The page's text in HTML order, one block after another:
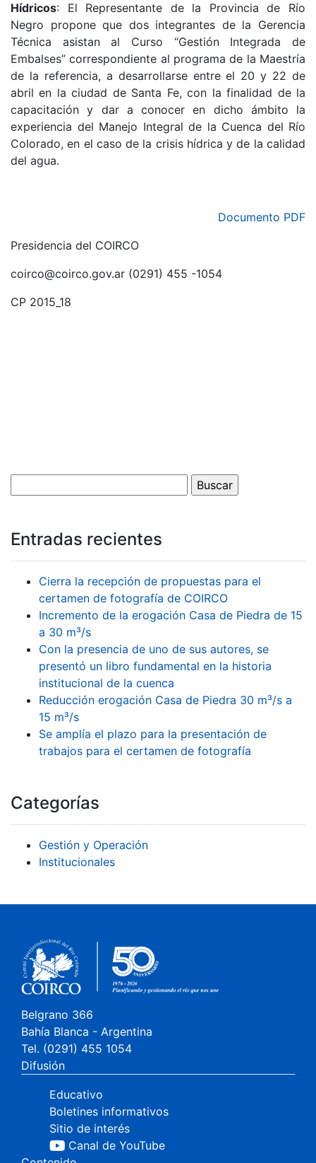
Hídricos: El Representante de la Provincia de Río
Negro propone que dos integrantes de la Gerencia
Técnica asistan al Curso “Gestión Integrada de
Embalses” correspondiente al programa de la Maestría
de la referencia, a desarrollarse entre el 20 y 22 de
abril en la ciudad de Santa Fe, con la finalidad de la
capacitación y dar a conocer en dicho ámbito la
experiencia del Manejo Integral de la Cuenca del Río
Colorado, en el caso de la crisis hídrica y de la calidad
del agua.
Documento PDF
Presidencia del COIRCO
coirco@coirco.gov.ar (0291) 455 -1054
CP 2015_18
Entradas recientes
Cierra la recepción de propuestas para el
certamen de fotografía de COIRCO
Incremento de la erogación Casa de Piedra de 15
a 30 m³/s
Con la presencia de uno de sus autores, se
presentó un libro fundamental en la historia
institucional de la cuenca
Reducción erogación Casa de Piedra 30 m³/s a
15 m³/s
Se amplía el plazo para la presentación de
trabajos para el certamen de fotografía
Categorías
Gestión y Operación
Institucionales
Belgrano 366
Bahía Blanca - Argentina
Tel. (0291) 455 1054
Difusión
Educativo
Boletines informativos
Sitio de interés
Canal de YouTube